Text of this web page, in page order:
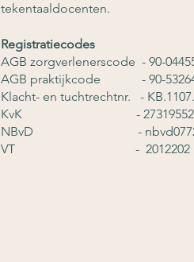
tekentaaldocenten.
Registratiecodes
AGB zorgverlenerscode - 90-
AGB praktijkcode - 90-
Klacht- en tuchtrechtnr. -
KvK - 27319552
NBvD -
VT - 2012202